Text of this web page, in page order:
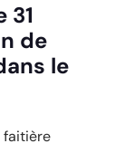
31
de
le
faitière